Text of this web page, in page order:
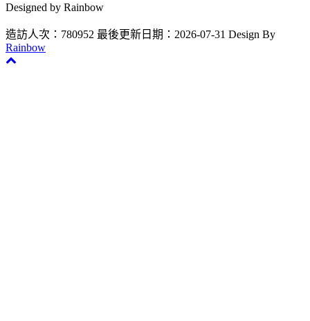
Designed by Rainbow
造訪人次：780952 最後更新日期：2026-07-31 Design By
Rainbow